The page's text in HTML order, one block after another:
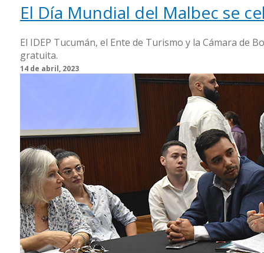
El Día Mundial del Malbec se
El IDEP Tucumán, el Ente de Turismo y la Cámara de
gratuita.
14 de abril, 2023